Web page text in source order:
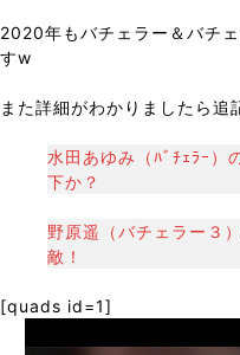
2020年もバチェラー＆バチ
すw
また詳細がわかりましたら追
水田あゆみ（ﾊﾞﾁｪﾗｰ）
下か？
野原遥（バチェラー３
敵！
[quads id=1]